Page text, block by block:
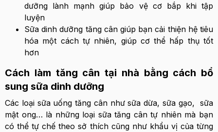
dưỡng lành mạnh giúp bảo vệ cơ bắp khi tập
luyện
Sữa dinh dưỡng tăng cân giúp bạn cải thiện hệ tiêu
hóa một cách tự nhiên, giúp cơ thể hấp thụ tốt
hơn
Cách làm tăng cân tại nhà bằng cách bổ
sung sữa dinh dưỡng
Các loại sữa uống tăng cân như sữa dừa, sữa gạo, sữa
mật ong… là những loại sữa tăng cân tự nhiên mà bạn
có thể tự chế theo sở thích cũng như khẩu vị của từng